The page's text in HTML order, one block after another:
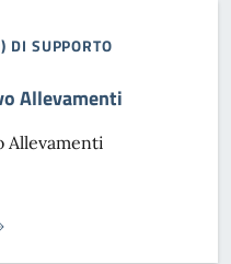
DI SUPPORTO
Allevamenti
Allevamenti
ALLEVAMENTI}